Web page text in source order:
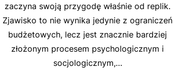
zaczyna swoją przygodę właśnie od replik.
Zjawisko to nie wynika jedynie z ograniczeń
budżetowych, lecz jest znacznie bardziej
złożonym procesem psychologicznym i
socjologicznym,…